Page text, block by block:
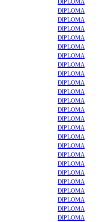
DIPLOMA
DIPLOMA
DIPLOMA
DIPLOMA
DIPLOMA
DIPLOMA
DIPLOMA
DIPLOMA
DIPLOMA
DIPLOMA
DIPLOMA
DIPLOMA
DIPLOMA
DIPLOMA
DIPLOMA
DIPLOMA
DIPLOMA
DIPLOMA
DIPLOMA
DIPLOMA
DIPLOMA
DIPLOMA
DIPLOMA
DIPLOMA
DIPLOMA